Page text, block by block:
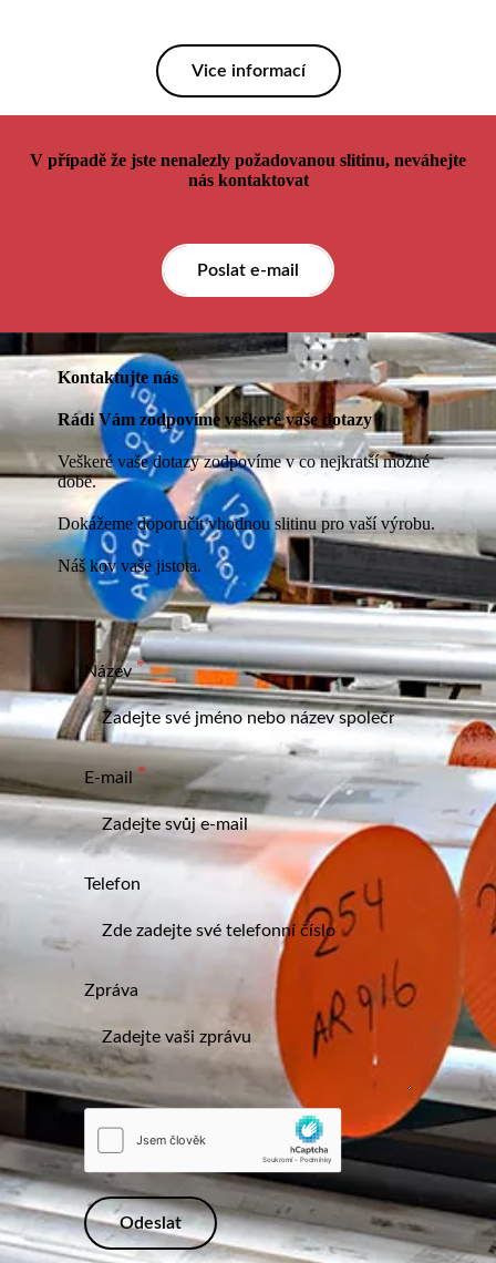
Vice informací
V případě že jste nenalezly požadovanou slitinu, neváhejte
nás kontaktovat
Poslat e-mail
Kontaktujte nás
Rádi Vám zodpovíme veškeré vaše dotazy
Veškeré vaše dotazy zodpovíme v co nejkratší možné
době.
Dokážeme doporučit vhodnou slitinu pro vaší výrobu.
Náš kov vaše jistota.
Název
E-mail
Telefon
Zpráva
Odeslat